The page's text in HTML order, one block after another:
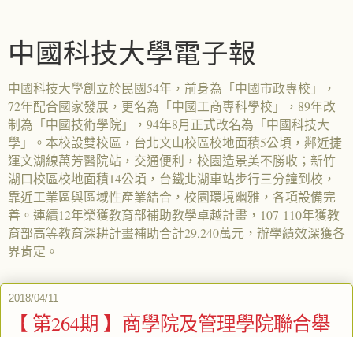
中國科技大學電子報
中國科技大學創立於民國54年，前身為「中國市政專校」，
72年配合國家發展，更名為「中國工商專科學校」，89年改
制為「中國技術學院」，94年8月正式改名為「中國科技大
學」。本校設雙校區，台北文山校區校地面積5公頃，鄰近捷
運文湖線萬芳醫院站，交通便利，校園造景美不勝收；新竹
湖口校區校地面積14公頃，台鐵北湖車站步行三分鐘到校，
靠近工業區與區域性產業結合，校園環境幽雅，各項設備完
善。連續12年榮獲教育部補助教學卓越計畫，107-110年獲教
育部高等教育深耕計畫補助合計29,240萬元，辦學績效深獲各
界肯定。
2018/04/11
【 第264期 】商學院及管理學院聯合舉